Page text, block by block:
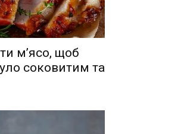
м’ясо, щоб
соковитим та